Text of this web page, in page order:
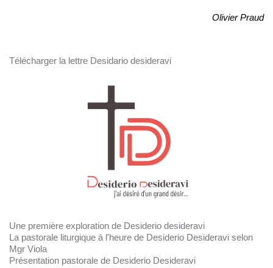
Olivier Praud
Télécharger la lettre Desidario desideravi
Une première exploration de Desiderio desideravi
La pastorale liturgique à l'heure de Desiderio Desideravi selon
Mgr Viola
Présentation pastorale de Desiderio Desideravi